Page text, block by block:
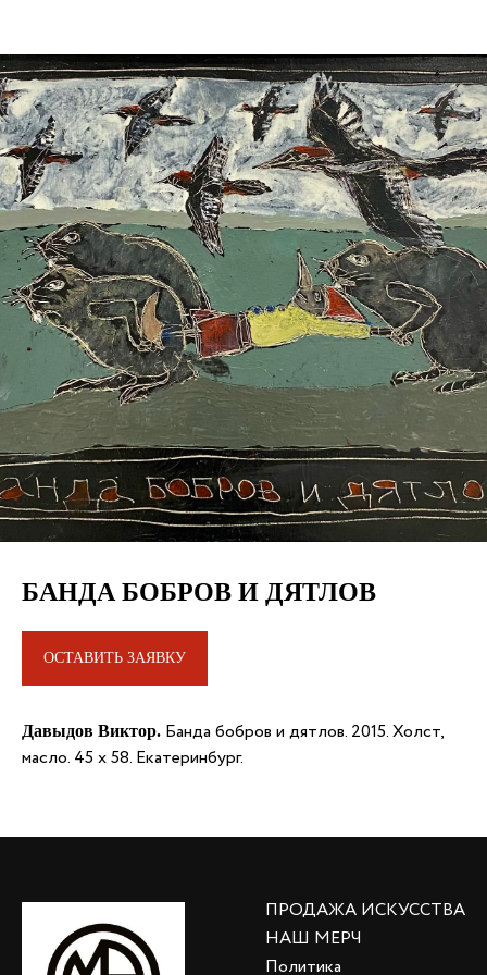
БАНДА БОБРОВ И ДЯТЛОВ
ОСТАВИТЬ ЗАЯВКУ
Давыдов Виктор. Банда бобров и дятлов. 2015. Холст,
масло. 45 х 58. Екатеринбург.
ПРОДАЖА ИСКУССТВА
НАШ МЕРЧ
Политика